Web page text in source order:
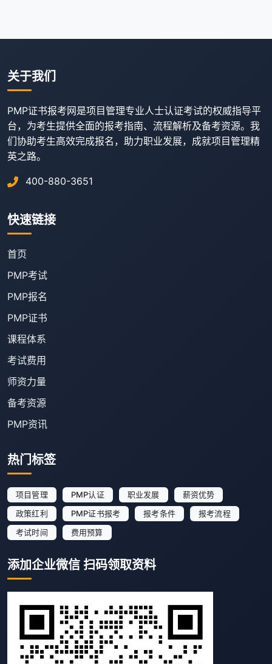
关于我们
PMP证书报考网是项目管理专业人士认证考试的权威指导平
台，为考生提供全面的报考指南、流程解析及备考资源。我
们协助考生高效完成报名，助力职业发展，成就项目管理精
英之路。
400-880-3651
快速链接
首页
PMP考试
PMP报名
PMP证书
课程体系
考试费用
师资力量
备考资源
PMP资讯
热门标签
项目管理 PMP认证 职业发展
薪资优势
政策红利
PMP证书报考 报考条件
报考流程
考试时间
费用预算
添加企业微信 扫码领取资料